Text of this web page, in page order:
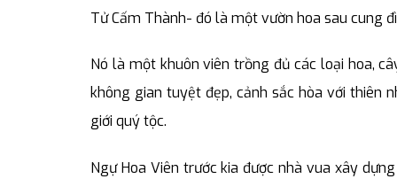
Tử Cấm Thành- đó là một vườn hoa sau cung
Nó là một khuôn viên trồng đủ các loại hoa,
không gian tuyệt đẹp, cảnh sắc hòa với thiên
giới quý tộc.
Ngự Hoa Viên trước kia được nhà vua xây